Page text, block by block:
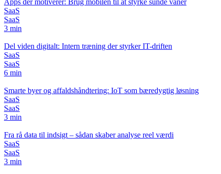
SaaS
SaaS
3 min
Del viden digitalt: Intern træning der styrker IT-driften
SaaS
SaaS
6 min
Smarte byer og affaldshåndtering: IoT som bæredygtig løsning
SaaS
SaaS
3 min
Fra rå data til indsigt – sådan skaber analyse reel værdi
SaaS
SaaS
3 min